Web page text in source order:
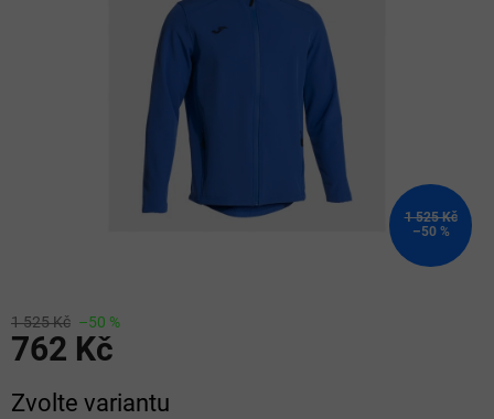
1 525 Kč
–50 %
1 525 Kč –50 %
762 Kč
cena:
Zvolte variantu